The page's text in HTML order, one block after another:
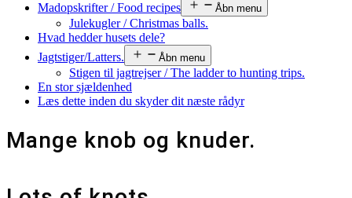
Madopskrifter / Food recipes
Åbn menu
Julekugler / Christmas balls.
Hvad hedder husets dele?
Jagtstiger/Latters.
Åbn menu
Stigen til jagtrejser / The ladder to hunting trips.
En stor sjældenhed
Læs dette inden du skyder dit næste rådyr
Mange knob og knuder.